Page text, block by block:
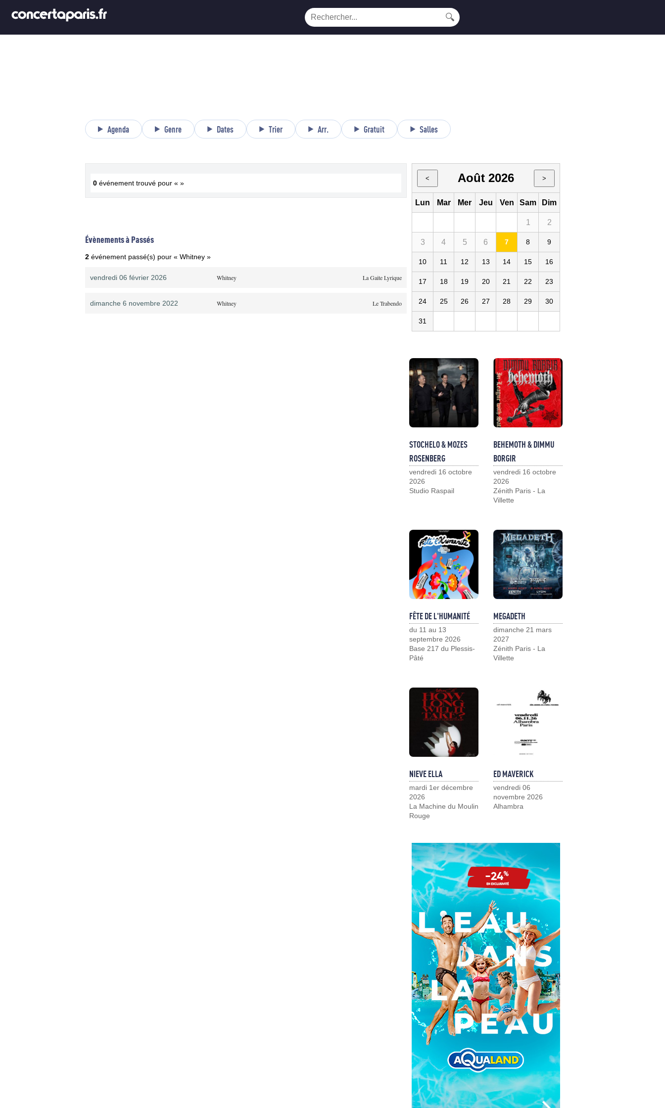
🔍
Agenda Genre Dates Trier Arr. Gratuit Salles
0 événement trouvé pour « »
Évènements à Passés
2 événement passé(s) pour « Whitney »
vendredi 06 février 2026 Whitney La Gaite Lyrique
dimanche 6 novembre 2022 Whitney Le Trabendo
< Août 2026 >
Lun Mar Mer Jeu Ven Sam Dim
1 2
3 4 5 6 7 8 9
10 11 12 13 14 15 16
17 18 19 20 21 22 23
24 25 26 27 28 29 30
31
STOCHELO & MOZES
ROSENBERG
vendredi 16 octobre
2026
Studio Raspail
BEHEMOTH & DIMMU
BORGIR
vendredi 16 octobre
2026
Zénith Paris - La
Villette
FÊTE DE L'HUMANITÉ
du 11 au 13
septembre 2026
Base 217 du Plessis-
Pâté
MEGADETH
dimanche 21 mars
2027
Zénith Paris - La
Villette
NIEVE ELLA
mardi 1er décembre
2026
La Machine du Moulin
Rouge
ED MAVERICK
vendredi 06
novembre 2026
Alhambra